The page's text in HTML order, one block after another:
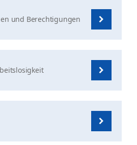
und Berechtigungen